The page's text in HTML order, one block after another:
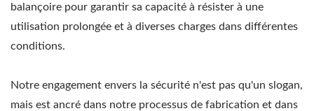
balançoire pour garantir sa capacité à résister à une
utilisation prolongée et à diverses charges dans différentes
conditions.
Notre engagement envers la sécurité n'est pas qu'un slogan,
mais est ancré dans notre processus de fabrication et dans